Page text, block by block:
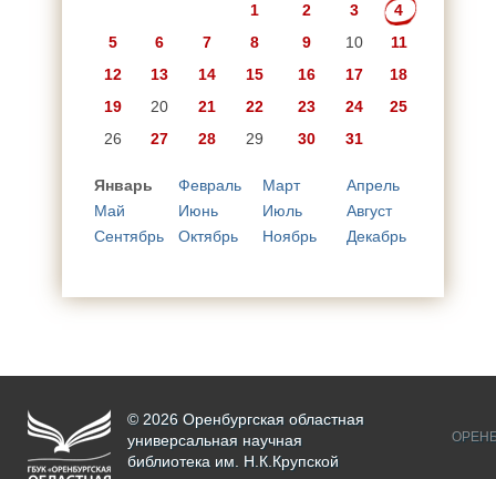
1 2 3
4
5
6 7 8 9 10
11
12
13 14 15 16 17
18
19
20 21 22 23 24
25
26
27 28 29 30 31
Январь Февраль Март
Апрель
Май
Июнь Июль
Август
Сентябрь
Октябрь Ноябрь Декабрь
© 2026 Оренбургская областная
универсальная научная
библиотека им. Н.К.Крупской